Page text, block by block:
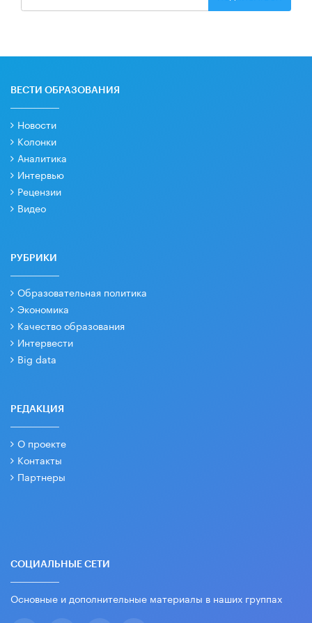
ВЕСТИ ОБРАЗОВАНИЯ
Новости
Колонки
Аналитика
Интервью
Рецензии
Видео
РУБРИКИ
Образовательная политика
Экономика
Качество образования
Интервести
Big data
РЕДАКЦИЯ
О проекте
Контакты
Партнеры
СОЦИАЛЬНЫЕ СЕТИ
Основные и дополнительные материалы в наших группах